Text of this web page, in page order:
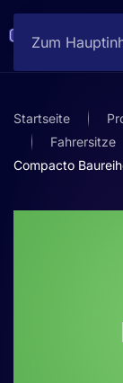
Zum
Startseite
Fahrersitze
Compacto